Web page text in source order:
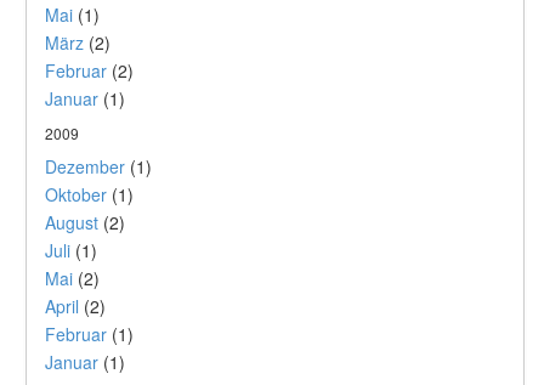
Mai (1)
März (2)
Februar (2)
Januar (1)
2009
Dezember (1)
Oktober (1)
August (2)
Juli (1)
Mai (2)
April (2)
Februar (1)
Januar (1)